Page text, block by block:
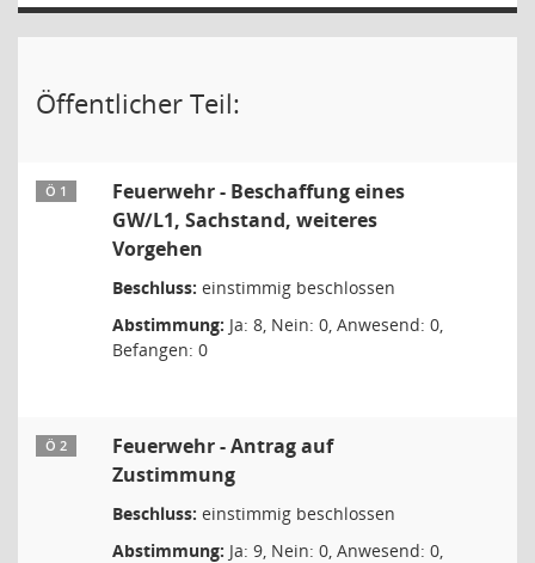
Öffentlicher Teil:
Ö 1
Feuerwehr - Beschaffung eines
GW/L1, Sachstand, weiteres
Vorgehen
Beschluss: einstimmig beschlossen
Abstimmung: Ja: 8, Nein: 0, Anwesend: 0,
Befangen: 0
Ö 2
Feuerwehr - Antrag auf
Zustimmung
Beschluss: einstimmig beschlossen
Abstimmung: Ja: 9, Nein: 0, Anwesend: 0,